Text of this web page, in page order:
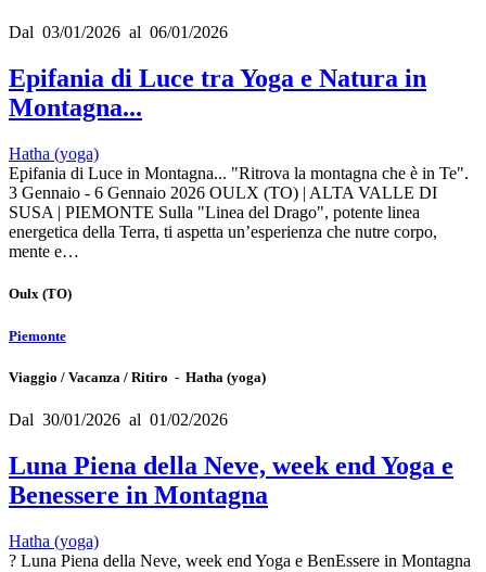
Dal 03/01/2026 al 06/01/2026
Epifania di Luce tra Yoga e Natura in
Montagna...
Hatha (yoga)
Epifania di Luce in Montagna... "Ritrova la montagna che è in Te".
3 Gennaio - 6 Gennaio 2026 OULX (TO) | ALTA VALLE DI
SUSA | PIEMONTE Sulla "Linea del Drago", potente linea
energetica della Terra, ti aspetta un’esperienza che nutre corpo,
mente e…
Oulx (TO)
Piemonte
Viaggio / Vacanza / Ritiro - Hatha (yoga)
Dal 30/01/2026 al 01/02/2026
Luna Piena della Neve, week end Yoga e
Benessere in Montagna
Hatha (yoga)
? Luna Piena della Neve, week end Yoga e BenEssere in Montagna